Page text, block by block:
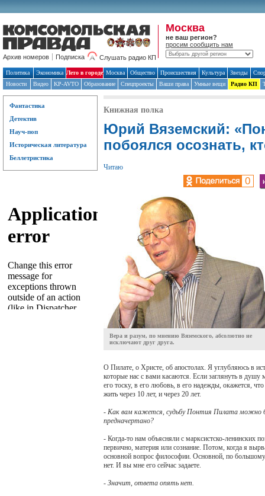
Комсомольская Правда
Архив номеров Подписка Слушать радио КП
Москва
не ваш регион?
просим сообщить нам
Политика Экономика Лето в городе Москва Общество Происшествия Культура Звезды
Новости
Видео KP-AVTO Образование Спецпроекты Ваши права Умные вещи Радио КП
Фантастика
Детектив
Науч-поп
Историческая литература
Беллетристика
Книжная полка
Юрий Вяземский:
побоялся осознать,
Читаю
0
Вера и разум, по мнению Вяземского, абсолютно не
исключают друг друга.
О Пилате, о Христе, об апостолах. Я углубляюсь в
которые нас с вами касаются. Если заглянуть в
его тоску, в его любовь, в его надежды, окажется,
жить через 10 лет, и через 20 лет.
- Как вам кажется, судьбу Понтия Пилата можно
предначертано?
- Когда-то нам объясняли с марксистско-ленинских
первично, материя или сознание. Потом, когда я
основной вопрос философии. Основной, по большому
нет. И вы мне его сейчас задаете.
- Значит, ответа опять нет.